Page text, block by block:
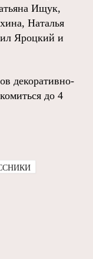
Ищук,
Наталья
Яроцкий и
декоративно-
до 4